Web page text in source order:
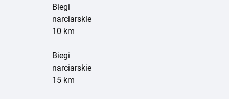
Biegi
narciarskie
10 km
Biegi
narciarskie
15 km